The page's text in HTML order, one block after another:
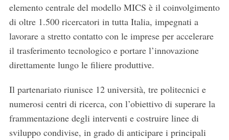
elemento centrale del modello MICS è il coinvolgimento
di oltre 1.500 ricercatori in tutta Italia, impegnati a
lavorare a stretto contatto con le imprese per accelerare
il trasferimento tecnologico e portare l’innovazione
direttamente lungo le filiere produttive.
Il partenariato riunisce 12 università, tre politecnici e
numerosi centri di ricerca, con l’obiettivo di superare la
frammentazione degli interventi e costruire linee di
sviluppo condivise, in grado di anticipare i principali